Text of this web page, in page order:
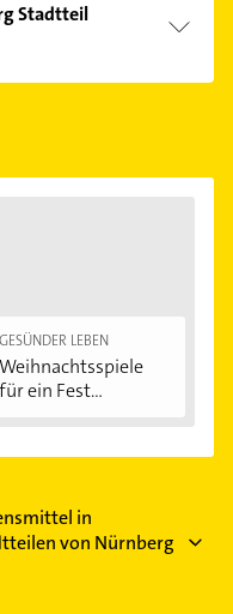
Sie von den
können Sie sich
anzeigen lassen.
Stadtteil
Öffnungszeiten.
GESÜNDER LEBEN
Weihnachtsspiele
für ein Fest...
in
von Nürnberg